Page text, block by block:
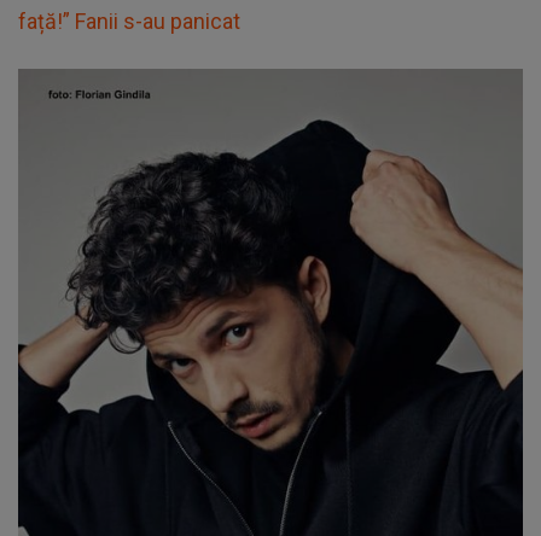
față!” Fanii s-au panicat